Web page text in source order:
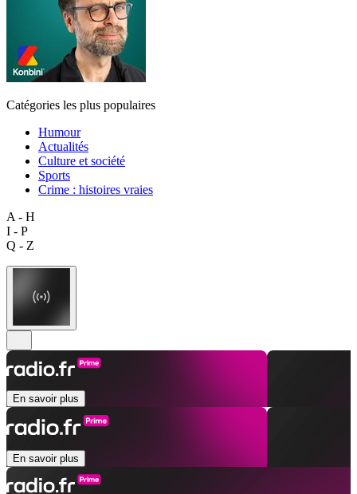
Catégories les plus populaires
Humour
Actualités
Culture et société
Sports
Crime : histoires vraies
A - H
I - P
Q - Z
En savoir plus
En savoir plus